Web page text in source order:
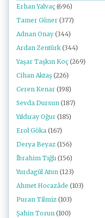
Erhan Yalvaç (696)
Tamer Güner (377)
Adnan Onay (344)
Ardan Zentürk (344)
Yaşar Taşkın Koç (269)
Cihan Aktaş (226)
Ceren Kenar (198)
Sevda Dursun (187)
Yıldıray Oğur (185)
Erol Göka (167)
Derya Beyaz (156)
İbrahim Tığlı (156)
Yurdagül Atun (123)
Ahmet Hocazâde (103)
Puran Tilmiz (103)
Şahin Torun (100)